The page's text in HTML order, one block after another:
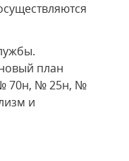
план
№ 70н, № 25н, №
и